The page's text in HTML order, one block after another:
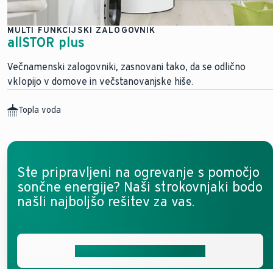
MULTI FUNKCIJSKI ZALOGOVNIK
allSTOR plus
Večnamenski zalogovniki, zasnovani tako, da se odlično
vklopijo v domove in večstanovanjske hiše.
Topla voda
Ste pripravljeni na ogrevanje s pomočjo
sončne energije? Naši strokovnjaki bodo
našli najboljšo rešitev za vas.